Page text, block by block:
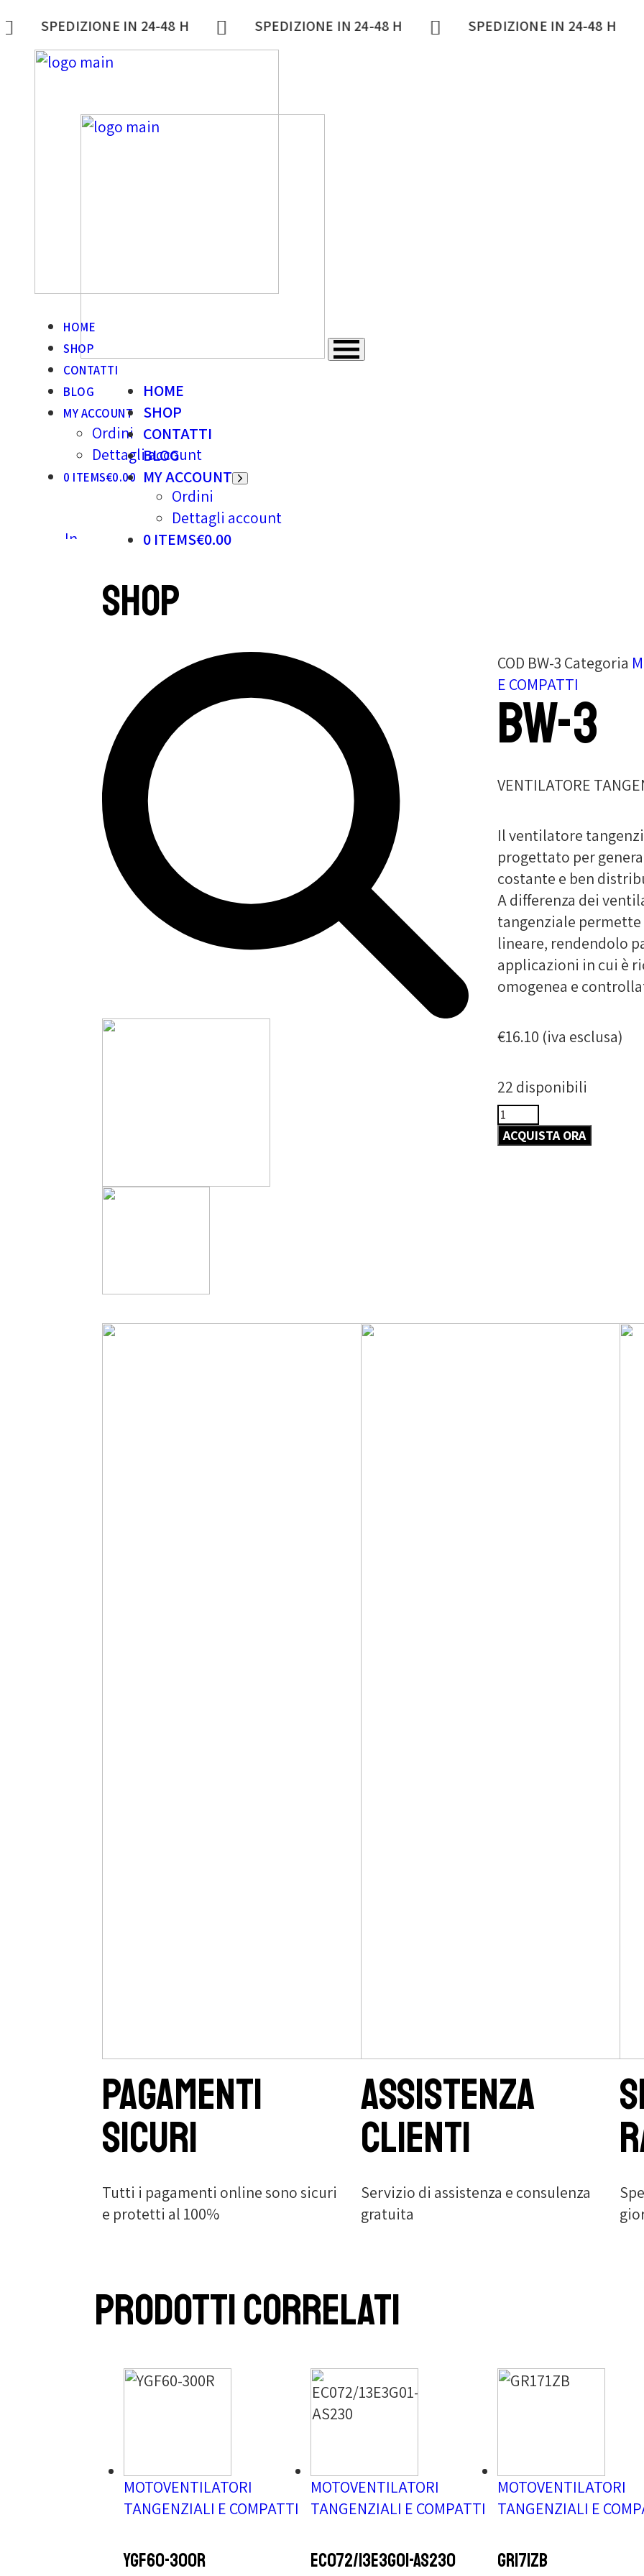
IN 24-48 H SPEDIZIONE IN 24-48 H SPEDIZIONE IN 24-48 H
HOME
SHOP
CONTATTI
BLOG
MY ACCOUNT
Ordini
Dettagli account
0 ITEMS€0.00
HOME
SHOP
CONTATTI
BLOG
MY ACCOUNT
Ordini
Dettagli account
0 ITEMS€0.00
Shop
COD BW-3 Categoria
E COMPATTI
BW-3
VENTILATORE
Il ventilatore
progettato per
costante e ben
A differenza dei
tangenziale
lineare, rendendolo
applicazioni in cui è
omogenea e
€16.10 (iva esclusa)
22 disponibili
ACQUISTA ORA
Pagamenti
sicuri
Tutti i pagamenti online sono sicuri
e protetti al 100%
Assistenza
clienti
Servizio di assistenza e consulenza
gratuita
Prodotti correlati
YGF60-300R
MOTOVENTILATORI
TANGENZIALI E COMPATTI
EC072/13E3G01-AS230
MOTOVENTILATORI
TANGENZIALI E COMPATTI
GR171ZB
MOTOVENTILATORI
TANGENZIALI E